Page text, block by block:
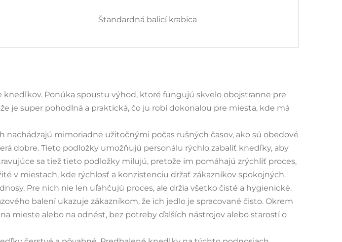
Štandardná balicí krabica
Ponúka spoustu výhod, ktoré fungujú skvelo obojstranne pre
je super pohodlná a praktická, čo ju robí dokonalou pre miesta, kde má
nachádzajú mimoriadne užitočnými počas rušných časov, ako sú obedové
dobre. Tieto podložky umožňujú personálu rýchlo zabaliť knedľky, aby
sa tiež tieto podložky milujú, pretože im pomáhajú zrýchliť proces,
v miestach, kde rýchlosť a konzistenciu držať zákazníkov spokojných.
Pre nich nie len uľahčujú proces, ale držia všetko čisté a hygienické.
balení ukazuje zákazníkom, že ich jedlo je spracované čisto. Okrem
alebo na odnést, bez potreby ďalších nástrojov alebo starostí o